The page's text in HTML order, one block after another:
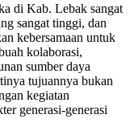
di Kab. Lebak sangat
sangat tinggi, dan
kebersamaan untuk
kolaborasi,
sumber daya
tujuannya bukan
kegiatan
generasi-generasi